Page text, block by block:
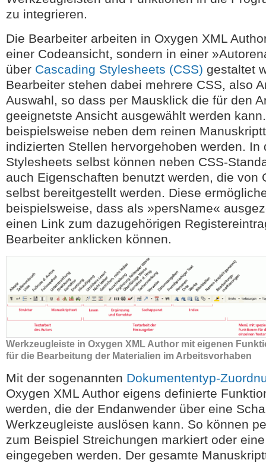
zu integrieren.
Die Bearbeiter arbeiten in Oxygen XML
einer Codeansicht, sondern in einer
über Cascading Stylesheets (CSS) gestaltet
Bearbeiter stehen dabei mehrere CSS, also
Auswahl, so dass per Mausklick die für den
geeignetste Ansicht ausgewählt werden
beispielsweise neben dem reinen
indizierten Stellen hervorgehoben werden. In
Stylesheets selbst können neben CSS-
auch Eigenschaften benutzt werden, die von
selbst bereitgestellt werden. Diese
beispielsweise, dass als »persName«
einen Link zum dazugehörigen
Bearbeiter anklicken können.
Werkzeugleiste in Oxygen XML Author mit eigenen
für die Bearbeitung der Materialien im Arbeitsvorhaben
Mit der sogenannten Dokumententyp-
Oxygen XML Author eigens definierte
werden, die der Endanwender über eine
Werkzeugleiste auslösen kann. So können
zum Beispiel Streichungen markiert oder
eingegeben werden. Der gesamte